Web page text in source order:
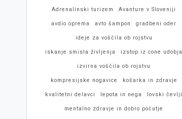
Adrenalinski turizem Avanture v Sloveniji
avdio oprema avto šampon gradbeni oder
ideje za voščila ob rojstvu
iskanje smisla življenja izstop iz cone udobja
izvirna voščila ob rojstvu
kompresijske nogavice košarka in zdravje
kvalitetni delavci lepota in nega lovski čevlji
mentalno zdravje in dobro počutje